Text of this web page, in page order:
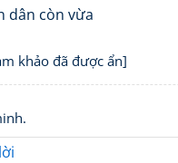
dân còn vừa
khảo đã được ẩn]